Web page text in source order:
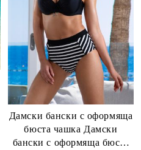
Дамски бански с оформяща
бюста чашка Дамски
бански с оформяща бюста